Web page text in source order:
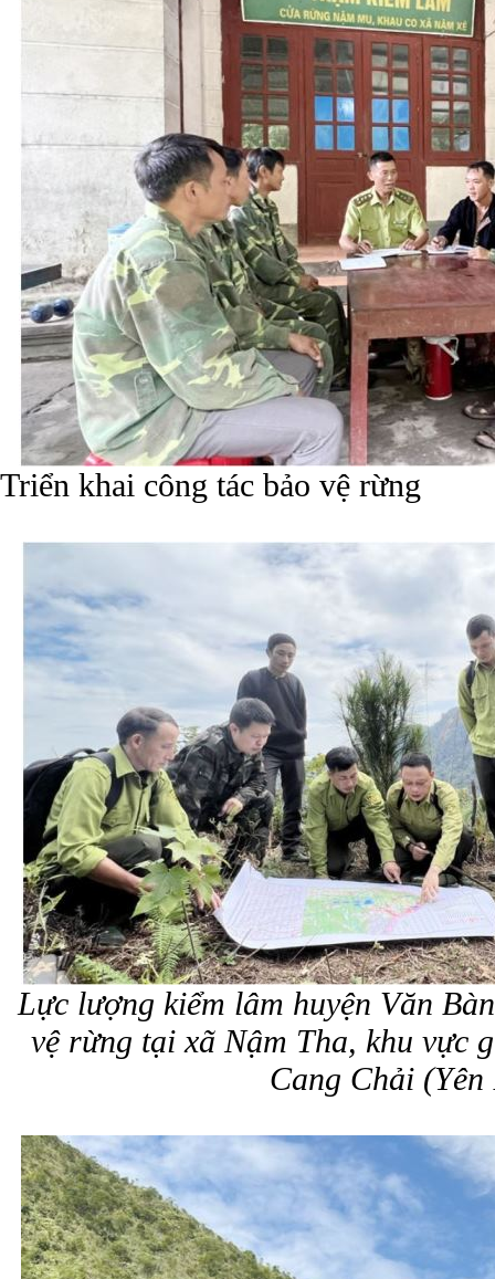
Triển khai công tác bảo vệ rừng
Lực lượng kiểm lâm huyện Văn
vệ rừng tại xã Nậm Tha, khu vực
Cang Chải